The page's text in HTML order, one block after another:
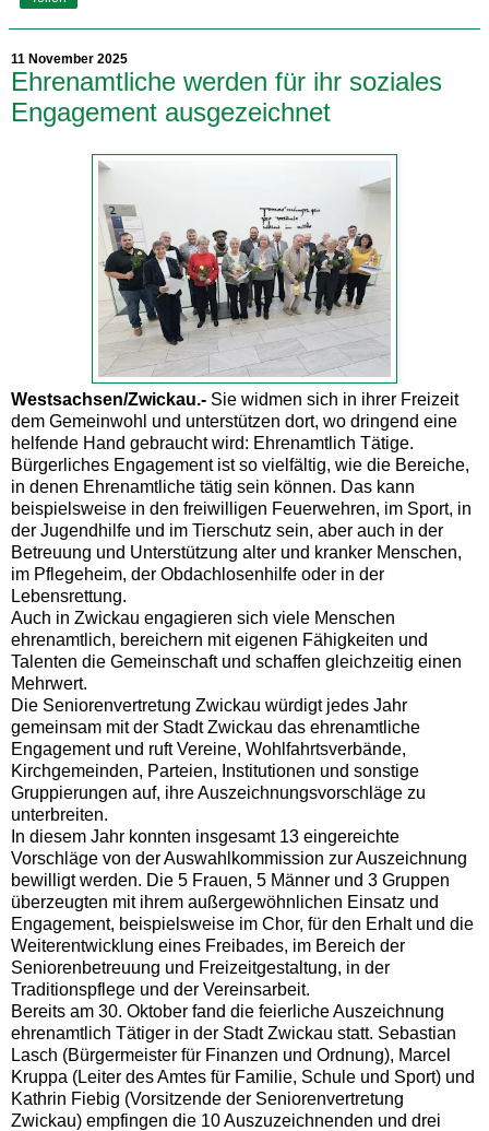
11 November 2025
Ehrenamtliche werden für ihr soziales
Engagement ausgezeichnet
Westsachsen/Zwickau.- Sie widmen sich in ihrer Freizeit
dem Gemeinwohl und unterstützen dort, wo dringend eine
helfende Hand gebraucht wird: Ehrenamtlich Tätige.
Bürgerliches Engagement ist so vielfältig, wie die Bereiche,
in denen Ehrenamtliche tätig sein können. Das kann
beispielsweise in den freiwilligen Feuerwehren, im Sport, in
der Jugendhilfe und im Tierschutz sein, aber auch in der
Betreuung und Unterstützung alter und kranker Menschen,
im Pflegeheim, der Obdachlosenhilfe oder in der
Lebensrettung.
Auch in Zwickau engagieren sich viele Menschen
ehrenamtlich, bereichern mit eigenen Fähigkeiten und
Talenten die Gemeinschaft und schaffen gleichzeitig einen
Mehrwert.
Die Seniorenvertretung Zwickau würdigt jedes Jahr
gemeinsam mit der Stadt Zwickau das ehrenamtliche
Engagement und ruft Vereine, Wohlfahrtsverbände,
Kirchgemeinden, Parteien, Institutionen und sonstige
Gruppierungen auf, ihre Auszeichnungsvorschläge zu
unterbreiten.
In diesem Jahr konnten insgesamt 13 eingereichte
Vorschläge von der Auswahlkommission zur Auszeichnung
bewilligt werden. Die 5 Frauen, 5 Männer und 3 Gruppen
überzeugten mit ihrem außergewöhnlichen Einsatz und
Engagement, beispielsweise im Chor, für den Erhalt und die
Weiterentwicklung eines Freibades, im Bereich der
Seniorenbetreuung und Freizeitgestaltung, in der
Traditionspflege und der Vereinsarbeit.
Bereits am 30. Oktober fand die feierliche Auszeichnung
ehrenamtlich Tätiger in der Stadt Zwickau statt. Sebastian
Lasch (Bürgermeister für Finanzen und Ordnung), Marcel
Kruppa (Leiter des Amtes für Familie, Schule und Sport) und
Kathrin Fiebig (Vorsitzende der Seniorenvertretung
Zwickau) empfingen die 10 Auszuzeichnenden und drei